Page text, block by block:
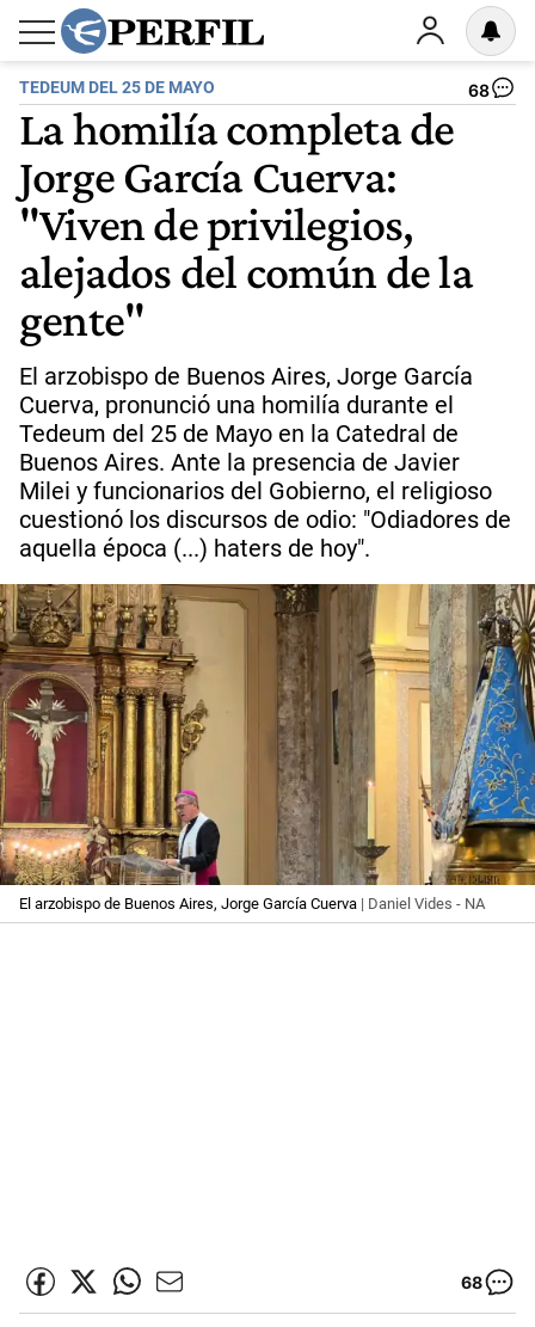
TEDEUM DEL 25 DE MAYO 68
La homilía completa de
Jorge García Cuerva:
"Viven de privilegios,
alejados del común de la
gente"
El arzobispo de Buenos Aires, Jorge García
Cuerva, pronunció una homilía durante el
Tedeum del 25 de Mayo en la Catedral de
Buenos Aires. Ante la presencia de Javier
Milei y funcionarios del Gobierno, el religioso
cuestionó los discursos de odio: "Odiadores de
aquella época (...) haters de hoy".
El arzobispo de Buenos Aires, Jorge García Cuerva | Daniel Vides - NA
68